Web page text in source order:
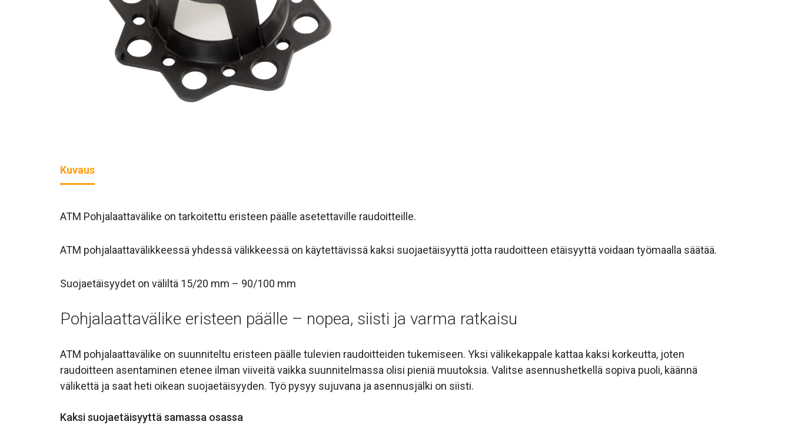
Kuvaus
ATM Pohjalaattavälike on tarkoitettu eristeen päälle asetettaville raudoitteille.
ATM pohjalaattavälikkeessä yhdessä välikkeessä on käytettävissä kaksi suojaetäisyyttä jotta raudoitteen etäisyyttä voidaan työmaalla säätää.
Suojaetäisyydet on väliltä 15/20 mm – 90/100 mm
Pohjalaattavälike eristeen päälle – nopea, siisti ja varma ratkaisu
ATM pohjalaattavälike on suunniteltu eristeen päälle tulevien raudoitteiden tukemiseen. Yksi välikekappale kattaa kaksi korkeutta, joten
raudoitteen asentaminen etenee ilman viiveitä vaikka suunnitelmassa olisi pieniä muutoksia. Valitse asennushetkellä sopiva puoli, käännä
välikettä ja saat heti oikean suojaetäisyyden. Työ pysyy sujuvana ja asennusjälki on siisti.
Kaksi suojaetäisyyttä samassa osassa